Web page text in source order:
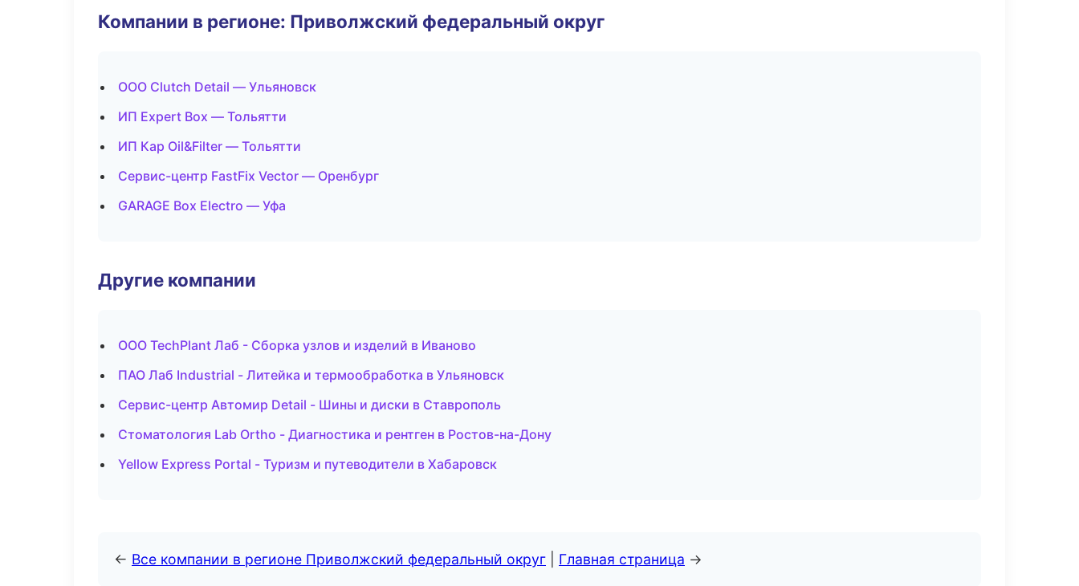
Компании в регионе: Приволжский федеральный округ
ООО Clutch Detail — Ульяновск
ИП Expert Box — Тольятти
ИП Кар Oil&Filter — Тольятти
Сервис-центр FastFix Vector — Оренбург
GARAGE Box Electro — Уфа
Другие компании
ООО TechPlant Лаб - Сборка узлов и изделий в Иваново
ПАО Лаб Industrial - Литейка и термообработка в Ульяновск
Сервис-центр Автомир Detail - Шины и диски в Ставрополь
Стоматология Lab Ortho - Диагностика и рентген в Ростов-на-Дону
Yellow Express Portal - Туризм и путеводители в Хабаровск
← Все компании в регионе Приволжский федеральный округ Главная страница →